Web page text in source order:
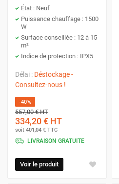
État : Neuf
Puissance chauffage : 1500
W
Surface conseillée : 12 à 15
m²
Indice de protection : IPX5
Délai : Déstockage -
Consultez-nous !
-40%
557,00 €HT
334,20 € HT
soit 401,04 € TTC
LIVRAISON GRATUITE
Voir le produit